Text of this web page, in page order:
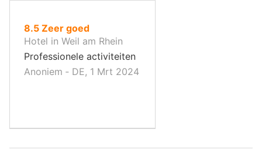
8.5uit
10
,
Zeer goed
Hotel in Weil am Rhein
Professionele activiteiten
Anoniem ‐ DE, 1 Mrt 2024